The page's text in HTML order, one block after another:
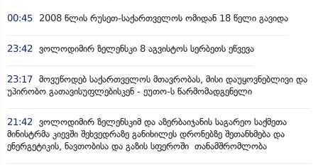
00:45 2008 წლის რუსეთ-საქართველოს ომიდან 18 წელი გავიდა
23:42 ვოლოდიმირ ზელენსკი 8 აგვისტოს სერბეთს ეწვევა
23:17 მოვუწოდებ საქართველოს მთავრობას, მისი დაუყოვნებლივი და
უპირობო გათავისუფლებისკენ - ეუთო-ს წარმომადგენელი
21:42
ვოლოდიმირ ზელენსკიმ და აზერბაიჯანის საგარეო საქმეთა
მინისტრმა კიევში შეხვედრაზე განიხილეს დრონებზე შეთანხმება და
ენერგეტიკის, ნავთობისა და გაზის სფეროში თანამშრომლობა